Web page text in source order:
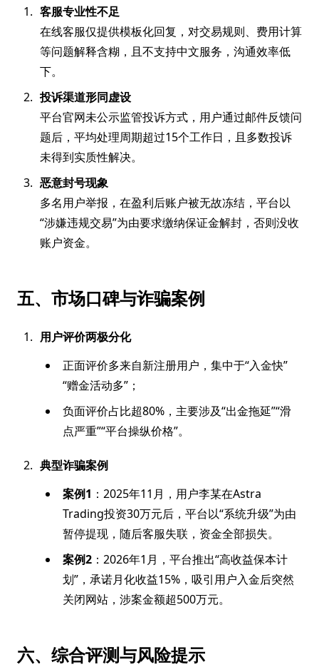
客服专业性不足
在线客服仅提供模板化回复，对交易规则、费用计算
等问题解释含糊，且不支持中文服务，沟通效率低
下。
投诉渠道形同虚设
平台官网未公示监管投诉方式，用户通过邮件反馈问
题后，平均处理周期超过15个工作日，且多数投诉
未得到实质性解决。
恶意封号现象
多名用户举报，在盈利后账户被无故冻结，平台以
“涉嫌违规交易”为由要求缴纳保证金解封，否则没收
账户资金。
五、市场口碑与诈骗案例
用户评价两极分化
正面评价多来自新注册用户，集中于“入金快”
“赠金活动多”；
负面评价占比超80%，主要涉及“出金拖延”“滑
点严重”“平台操纵价格”。
典型诈骗案例
案例1 ：2025年11月，用户李某在Astra
Trading投资30万元后，平台以“系统升级”为由
暂停提现，随后客服失联，资金全部损失。
案例2 ：2026年1月，平台推出“高收益保本计
划”，承诺月化收益15%，吸引用户入金后突然
关闭网站，涉案金额超500万元。
六、综合评测与风险提示